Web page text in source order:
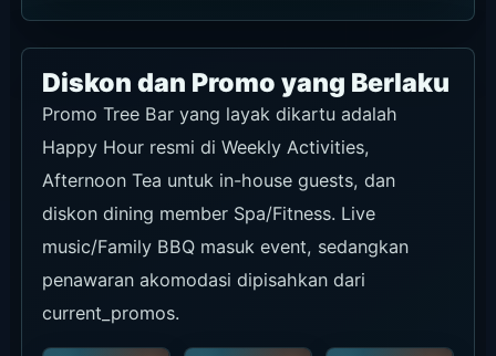
Diskon dan Promo yang Berlaku
Promo Tree Bar yang layak dikartu adalah
Happy Hour resmi di Weekly Activities,
Afternoon Tea untuk in-house guests, dan
diskon dining member Spa/Fitness. Live
music/Family BBQ masuk event, sedangkan
penawaran akomodasi dipisahkan dari
current_promos.